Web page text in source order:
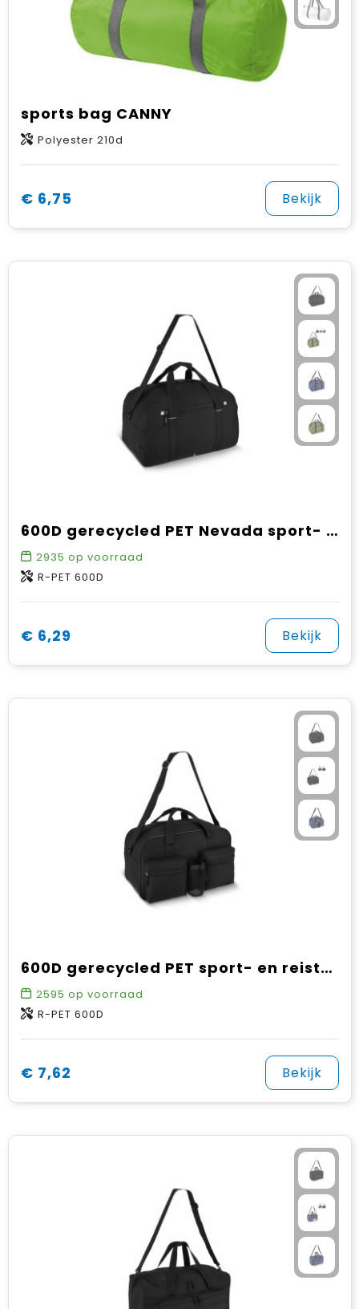
sports bag CANNY
Polyester 210d
€ 6,75 Bekijk
600D gerecycled PET Nevada sport- en reistas 53 x 27 x 30 cm 35 L
2935 op voorraad
R-PET 600D
€ 6,29 Bekijk
600D gerecycled PET sport- en reistas 46 x 21 x 27.5 cm 25 L
2595 op voorraad
R-PET 600D
€ 7,62 Bekijk